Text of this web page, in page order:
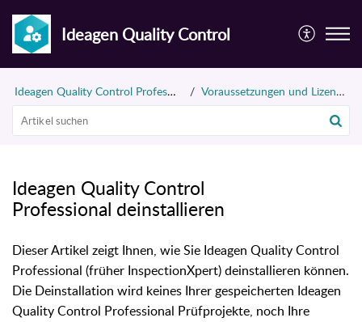
Ideagen Quality Control
Ideagen Quality Control Professional (früher InspectionXpert) Voraussetzungen und Lizenzierung
Ideagen Quality Control
Professional deinstallieren
Dieser Artikel zeigt Ihnen, wie Sie Ideagen Quality Control
Professional (früher InspectionXpert) deinstallieren können.
Die Deinstallation wird keines Ihrer gespeicherten Ideagen
Quality Control Professional Prüfprojekte, noch Ihre